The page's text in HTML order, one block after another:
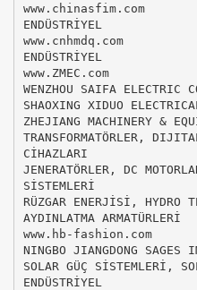
www.chinasfim.com
ENDÜSTRİYEL
www.cnhmdq.com
ENDÜSTRİYEL
www.ZMEC.com
WENZHOU SAIFA ELECTRIC
SHAOXING XIDUO
ZHEJIANG MACHINERY &
TRANSFORMATÖRLER,
CİHAZLARI
JENERATÖRLER, DC
SİSTEMLERİ
RÜZGAR ENERJİSİ, HYDRO
AYDINLATMA ARMATÜRLERİ
www.hb-fashion.com
NINGBO JIANGDONG SAGES
SOLAR GÜÇ SİSTEMLERİ,
ENDÜSTRİYEL